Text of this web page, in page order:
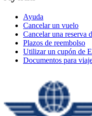
Ayuda
Cancelar un vuelo
Cancelar una reserva
Plazos de reembolso
Utilizar un cupón de
Documentos para